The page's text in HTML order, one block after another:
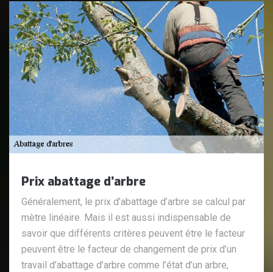
Prix abattage d’arbre
Généralement, le prix d’abattage d’arbre se calcul par
mètre linéaire. Mais il est aussi indispensable de
savoir que différents critères peuvent être le facteur
peuvent être le facteur de changement de prix d’un
travail d’abattage d’arbre comme l’état d’un arbre,